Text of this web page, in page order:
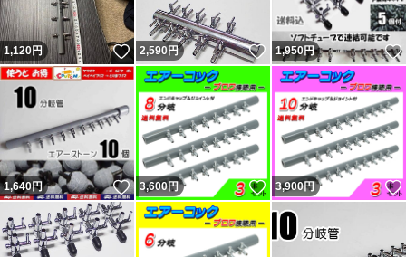
い。 良い評価の割合0％（取引時0。新規ではない0。）の
11人目も対応拒否なので不当評価です。30円のネットの
持ち手に小さい傷があったとの事。 12人目は勝手に不要
連絡してきて返信が無いとの事。不要連絡に返信する必要
無いので不当評価です。 不足という事で悪いの件は不足
なく発送したのを明確に覚えています。記載内容無視で即
評価で終了の者。普通の人は問題あれば即取引完了しない
ので嫌がらせと判断するのが普通。今までにない手を使っ
てきたが今までの連中と同じ。 他のも記載内容無視の異
1,120円 いいね！
2,590 円 いいね！
1,950円
1,640円 いいね！
3,600円 いいね！
3,900円